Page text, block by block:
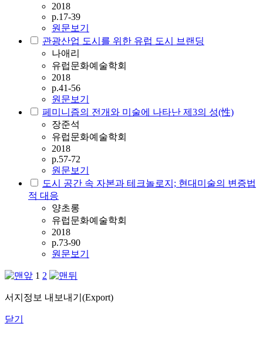
2018
p.17-39
원문보기
관광산업 도시를 위한 유럽 도시 브랜딩
나애리
유럽문화예술학회
2018
p.41-56
원문보기
페미니즘의 전개와 미술에 나타난 제3의 성(性)
장준석
유럽문화예술학회
2018
p.57-72
원문보기
도시 공간 속 자본과 테크놀로지; 현대미술의 변증법
적 대응
양초롱
유럽문화예술학회
2018
p.73-90
원문보기
1 2
서지정보 내보내기(Export)
닫기